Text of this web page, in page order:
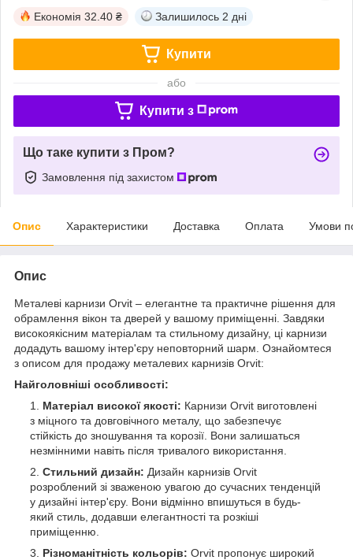
Економія 32.40 ₴ Залишилось 2 дні
Купити
або
Купити з
Що таке купити з Пром?
Замовлення під захистом
Опис Характеристики Доставка Оплата Умови
Опис
Металеві карнизи Orvit – елегантне та практичне рішення для
обрамлення вікон та дверей у вашому приміщенні. Завдяки
високоякісним матеріалам та стильному дизайну, ці карнизи
додадуть вашому інтер'єру неповторний шарм. Ознайомтеся
з описом для продажу металевих карнизів Orvit:
Найголовніші особливості:
Матеріал високої якості: Карнизи Orvit виготовлені
з міцного та довговічного металу, що забезпечує
стійкість до зношування та корозії. Вони залишаться
незмінними навіть після тривалого використання.
Стильний дизайн: Дизайн карнизів Orvit
розроблений зі зваженою увагою до сучасних тенденцій
у дизайні інтер'єру. Вони відмінно впишуться в будь-
який стиль, додавши елегантності та розкіші
приміщенню.
Різноманітність кольорів: Orvit пропонує широкий